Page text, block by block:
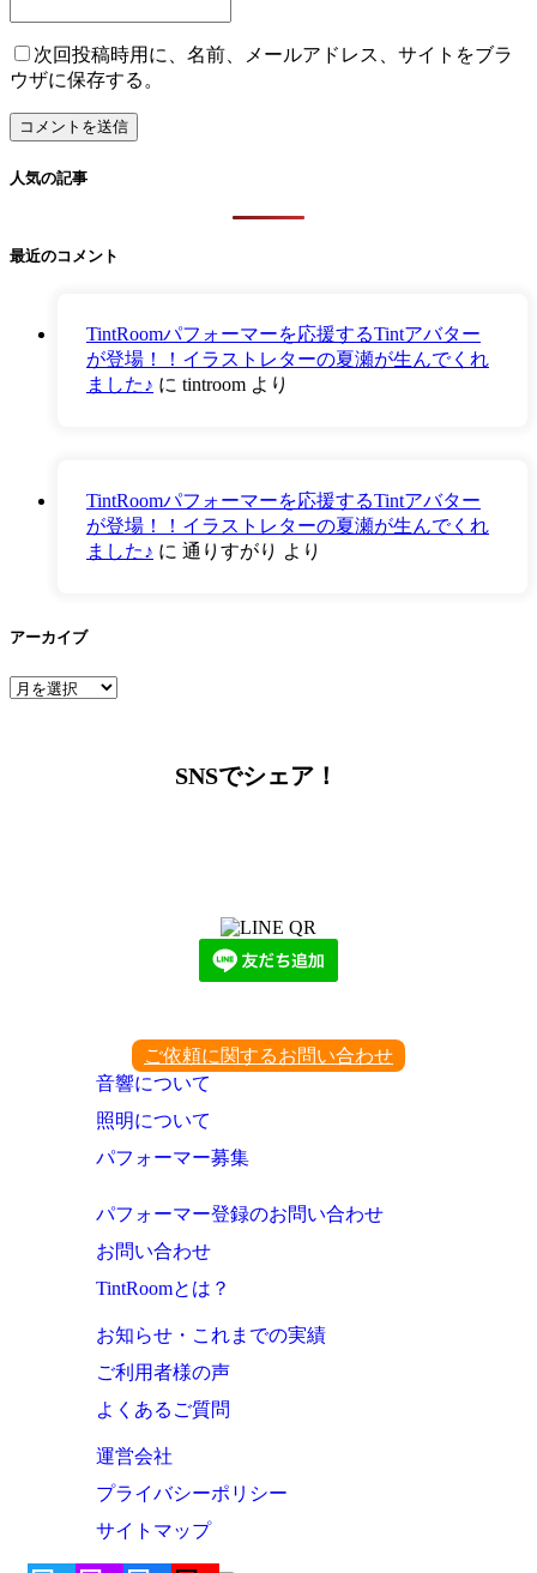
次回投稿時用に、名前、メールアドレス、サイトをブラ
ウザに保存する。
人気の記事
最近のコメント
TintRoomパフォーマーを応援するTintアバター
が登場！！イラストレターの夏瀬が生んでくれ
ました♪ に tintroom より
TintRoomパフォーマーを応援するTintアバター
が登場！！イラストレターの夏瀬が生んでくれ
ました♪ に 通りすがり より
アーカイブ
ア
SNSでシェア！
ご依頼に関するお問い合わせ
音響について
照明について
パフォーマー募集
パフォーマー登録のお問い合わせ
お問い合わせ
TintRoomとは？
お知らせ・これまでの実績
ご利用者様の声
よくあるご質問
運営会社
プライバシーポリシー
サイトマップ